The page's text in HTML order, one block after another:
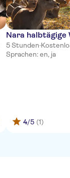
Nara halbtägige
5 Stunden·
Sprachen: en, ja
4/5 (1)